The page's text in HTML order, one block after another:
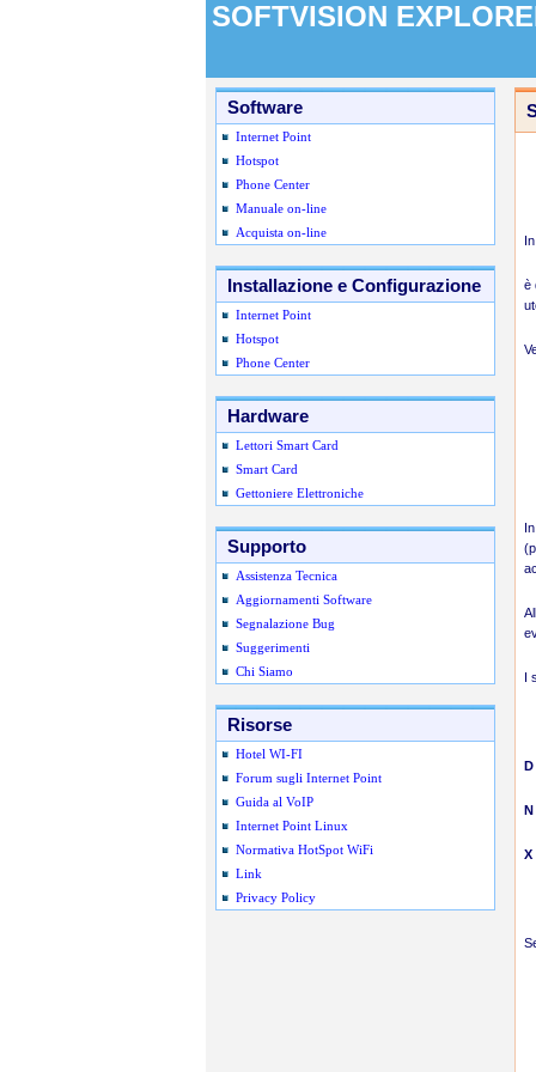
SOFTVISION
Software
Internet Point
Hotspot
Phone Center
Manuale on-line
Acquista on-line
Installazione e Configurazione
Internet Point
Hotspot
Phone Center
Hardware
Lettori Smart Card
Smart Card
Gettoniere Elettroniche
Supporto
Assistenza Tecnica
Aggiornamenti Software
Segnalazione Bug
Suggerimenti
Chi Siamo
Risorse
Hotel WI-FI
Forum sugli Internet Point
Guida al VoIP
Internet Point Linux
Normativa HotSpot WiFi
Link
Privacy Policy
è
I
D
N
X